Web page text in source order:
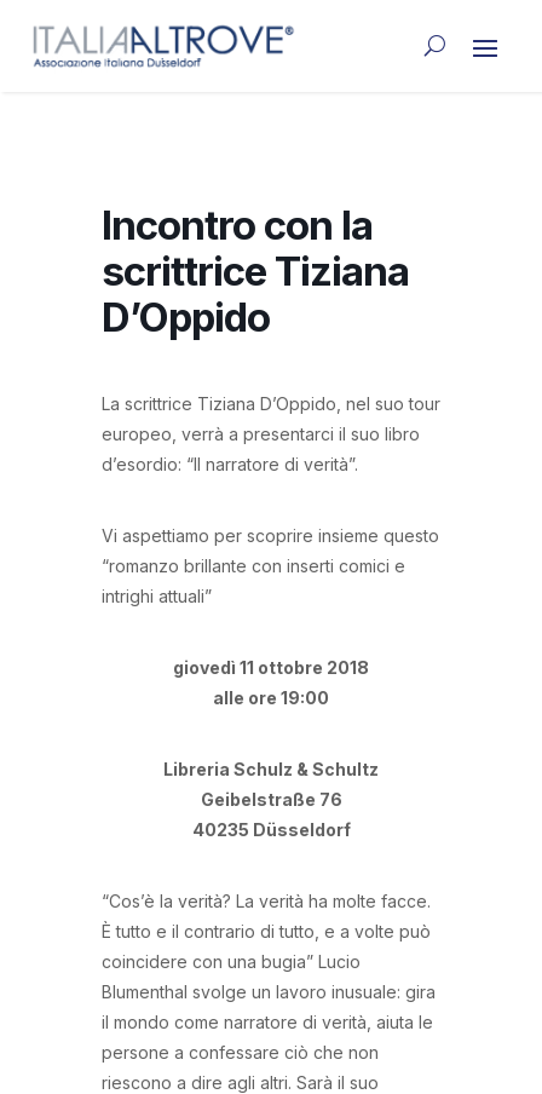
Incontro con la
scrittrice Tiziana
D’Oppido
La scrittrice Tiziana D’Oppido, nel suo tour
europeo, verrà a presentarci il suo libro
d’esordio: “Il narratore di verità”.
Vi aspettiamo per scoprire insieme questo
“romanzo brillante con inserti comici e
intrighi attuali”
giovedì 11 ottobre 2018
alle ore 19:00
Libreria Schulz & Schultz
Geibelstraße 76
40235 Düsseldorf
“Cos’è la verità? La verità ha molte facce.
È tutto e il contrario di tutto, e a volte può
coincidere con una bugia” Lucio
Blumenthal svolge un lavoro inusuale: gira
il mondo come narratore di verità, aiuta le
persone a confessare ciò che non
riescono a dire agli altri. Sarà il suo